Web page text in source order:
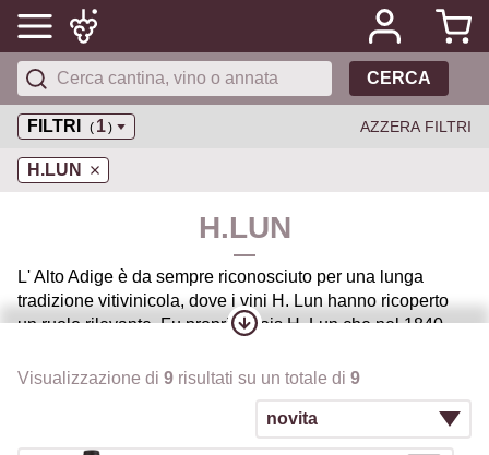
CERCA
FILTRI ( 1) AZZERA FILTRI
H.LUN
H.LUN
L' Alto Adige è da sempre riconosciuto per una lunga
tradizione vitivinicola, dove i vini H. Lun hanno ricoperto
un ruolo rilevante. Fu proprio Alois H. Lun che nel 1840
e caratteristici del territorio. Successivamente la Cantina
Girlan ha rilevato l' azienda H.LUN continuando il percorso
con il marchio tradizionale e mantenendo la stessa
filosofia di qualità e tradizionalità.
Visualizzazione di 9 risultati su un totale di 9